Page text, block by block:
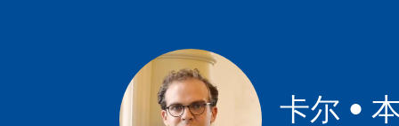
卡尔 •